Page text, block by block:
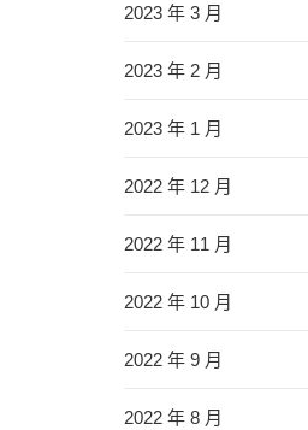
2023 年 3 月
2023 年 2 月
2023 年 1 月
2022 年 12 月
2022 年 11 月
2022 年 10 月
2022 年 9 月
2022 年 8 月